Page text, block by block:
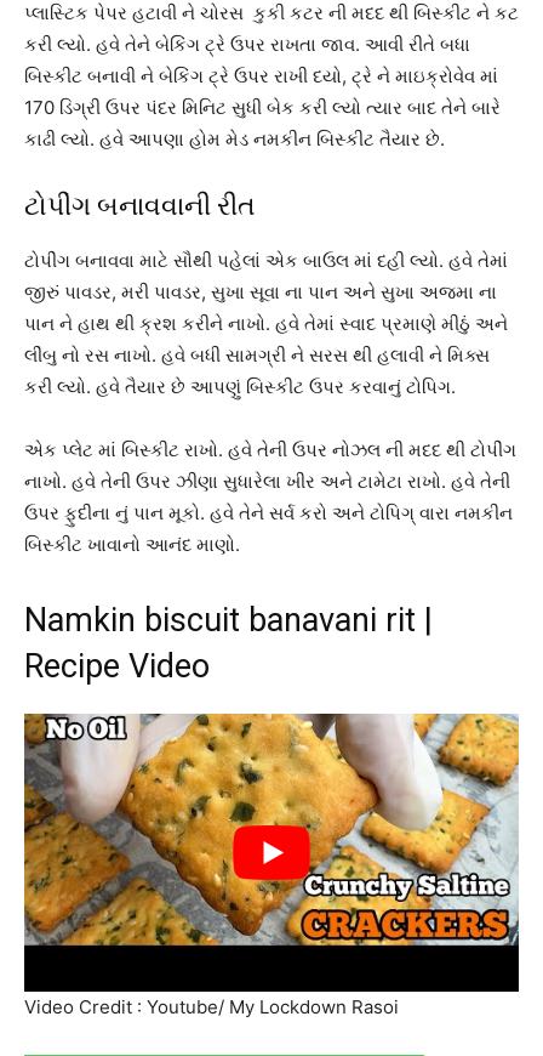
પ્લાસ્ટિક પેપર હટાવી ને ચોરસ કુકી કટર ની મદદ થી બિસ્કીટ ને કટ
કરી લ્યો. હવે તેને બેકિંગ ટ્રે ઉપર રાખતા જાવ. આવી રીતે બધા
બિસ્કીટ બનાવી ને બેકિંગ ટ્રે ઉપર રાખી દયો, ટ્રે ને માઇક્રોવેવ માં
170 ડિગ્રી ઉપર પંદર મિનિટ સુધી બેક કરી લ્યો ત્યાર બાદ તેને બારે
કાઢી લ્યો. હવે આપણા હોમ મેડ નમકીન બિસ્કીટ તૈયાર છે.
ટોપીંગ બનાવવાની રીત
ટોપીંગ બનાવવા માટે સૌથી પહેલાં એક બાઉલ માં દહી લ્યો. હવે તેમાં
જીરું પાવડર, મરી પાવડર, સુખા સૂવા ના પાન અને સુખા અજમા ના
પાન ને હાથ થી ક્રશ કરીને નાખો. હવે તેમાં સ્વાદ પ્રમાણે મીઠું અને
લીંબુ નો રસ નાખો. હવે બધી સામગ્રી ને સરસ થી હલાવી ને મિક્સ
કરી લ્યો. હવે તૈયાર છે આપણું બિસ્કીટ ઉપર કરવાનું ટોપિગ.
એક પ્લેટ માં બિસ્કીટ રાખો. હવે તેની ઉપર નોઝલ ની મદદ થી ટોપીંગ
નાખો. હવે તેની ઉપર ઝીણા સુધારેલા ખીર અને ટામેટા રાખો. હવે તેની
ઉપર ફુદીના નું પાન મૂકો. હવે તેને સર્વ કરો અને ટોપિગ્ વારા નમકીન
બિસ્કીટ ખાવાનો આનંદ માણો.
Namkin biscuit banavani rit |
Recipe Video
Video Credit : Youtube/ My Lockdown Rasoi